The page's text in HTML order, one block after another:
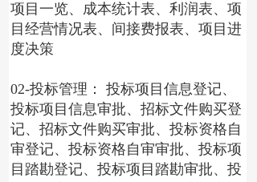
项目一览、成本统计表、利润表、项
目经营情况表、间接费报表、项目进
度决策
02-投标管理： 投标项目信息登记、
投标项目信息审批、招标文件购买登
记、招标文件购买审批、投标资格自
审登记、投标资格自审审批、投标项
目踏勘登记、投标项目踏勘审批、投